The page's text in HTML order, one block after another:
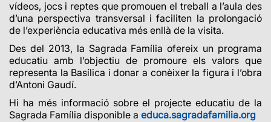
vídeos, jocs i reptes que promouen el treball a l’aula des
d’una perspectiva transversal i faciliten la prolongació
de l’experiència educativa més enllà de la visita.
Des del 2013, la Sagrada Família ofereix un programa
educatiu amb l’objectiu de promoure els valors que
representa la Basílica i donar a conèixer la figura i l’obra
d’Antoni Gaudí.
Hi ha més informació sobre el projecte educatiu de la
Sagrada Família disponible a educa.sagradafamilia.org